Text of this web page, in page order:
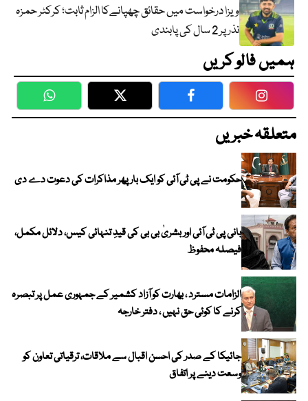
ویزا درخواست میں حقائق چھپانےکا الزام ثابت؛ کرکٹر حمزہ
نذر پر 2 سال کی پابندی
ہمیں فالو کریں
WhatsApp Twitter Facebook
متعلقہ خبریں
حکومت نے پی ٹی آئی کو ایک بارپھر مذاکرات کی دعوت دے دی
بانی پی ٹی آئی اور بشریٰ بی بی کی قیدِ تنہائی کیس، دلائل مکمل،
فیصلہ محفوظ
الزامات مسترد ، بھارت کو آزاد کشمیر کے جمہوری عمل پر تبصرہ
کرنے کا کوئی حق نہیں ، دفتر خارجہ
جائیکا کے صدر کی احسن اقبال سے ملاقات، ترقیاتی تعاون کو
وسعت دینے پر اتفاق